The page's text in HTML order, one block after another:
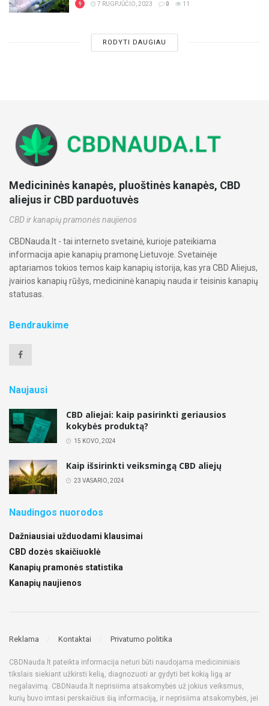
7 RUGPJŪČIO, 2023 0 11
RODYTI DAUGIAU
Medicininės kanapės, pluoštinės kanapės, CBD
aliejus ir CBD parduotuvės
CBD ir kanapių pramonės naujienos
CBDNauda.lt - tai interneto svetainė, kurioje pateikiama
informacija apie kanapių pramonę Lietuvoje. Svetainėje
aptariamos tokios temos kaip kanapių istorija, kas yra CBD Aliejus,
įvairios kanapių rūšys, medicininė kanapių nauda ir teisinis kanapių
statusas.
Bendraukime
Naujausi
CBD aliejai: kaip pasirinkti geriausios
kokybės produktą?
15 KOVO, 2024
Kaip išsirinkti veiksmingą CBD aliejų
23 VASARIO, 2024
Naudingos nuorodos
Dažniausiai užduodami klausimai
CBD dozės skaičiuoklė
Kanapių pramonės statistika
Kanapių naujienos
Reklama Kontaktai Privatumo politika
CBDNauda.lt pateikta informacija neturi būti naudojama medicininiais
tikslais siekiant užkirsti kelią, diagnozuoti ar gydyti bet kokią ligą ar
negalavimą. CBDNauda.lt neprisiima atsakomybės už jokius veiksmus,
kurių buvo imtasi perskaičius šią informaciją, ir neprisiima atsakomybės, jei